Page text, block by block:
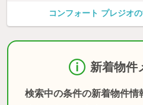
コンフォート プレジオ
新着物件
検索中の条件の新着物件情